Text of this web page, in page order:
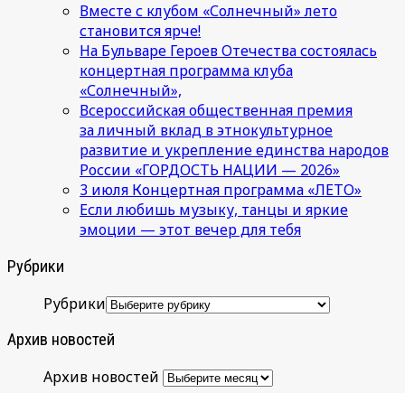
Вместе с клубом «Солнечный» лето
становится ярче!
На Бульваре Героев Отечества состоялась
концертная программа клуба
«Солнечный»,
Всероссийская общественная премия
за личный вклад в этнокультурное
развитие и укрепление единства народов
России «ГОРДОСТЬ НАЦИИ — 2026»
3 июля Концертная программа «ЛЕТО»
Если любишь музыку, танцы и яркие
эмоции — этот вечер для тебя
Рубрики
Рубрики
Архив новостей
Архив новостей